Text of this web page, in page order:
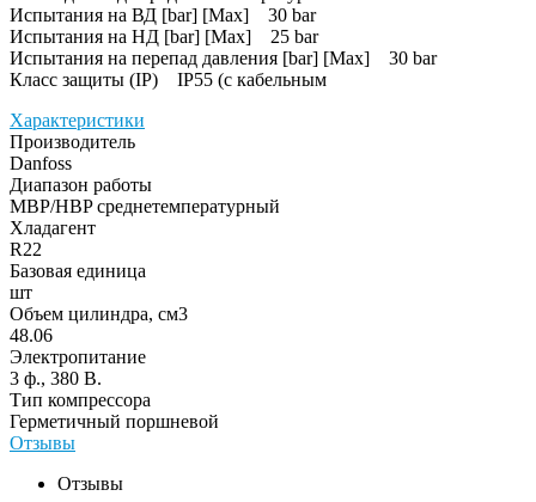
Испытания на ВД [bar] [Max] 30 bar
Испытания на НД [bar] [Max] 25 bar
Испытания на перепад давления [bar] [Max] 30 bar
Класс защиты (IP) IP55 (с кабельным
Характеристики
Производитель
Danfoss
Диапазон работы
MBP/HBP среднетемпературный
Хладагент
R22
Базовая единица
шт
Объем цилиндра, см3
48.06
Электропитание
3 ф., 380 В.
Тип компрессора
Герметичный поршневой
Отзывы
Отзывы